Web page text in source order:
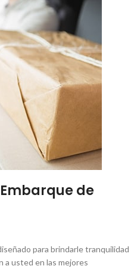
de
para brindarle tranquilidad
a usted en las mejores